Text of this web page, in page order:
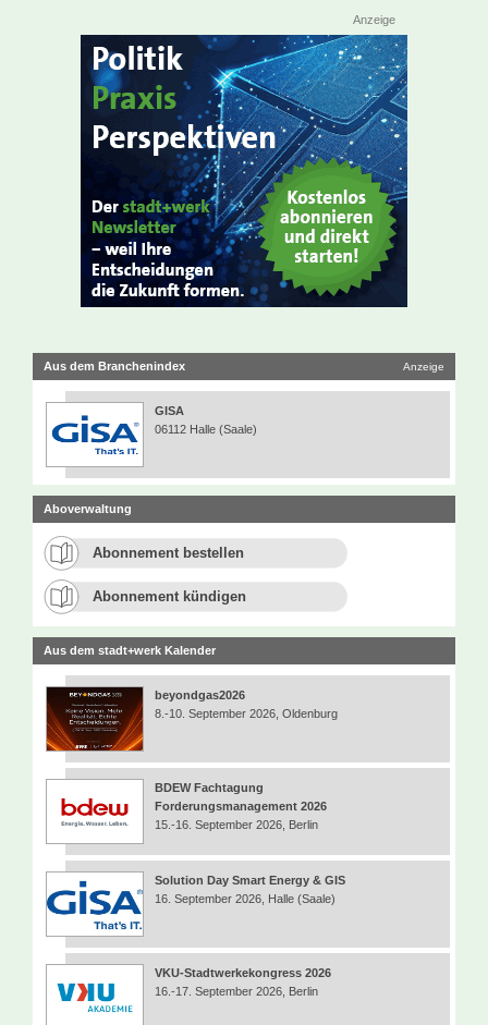
Anzeige
Aus dem Branchenindex Anzeige
GISA
06112 Halle (Saale)
Aboverwaltung
Abonnement bestellen
Abonnement kündigen
Aus dem stadt+werk Kalender
beyondgas2026
8.-10. September 2026, Oldenburg
BDEW Fachtagung
Forderungsmanagement 2026
15.-16. September 2026, Berlin
Solution Day Smart Energy & GIS
16. September 2026, Halle (Saale)
VKU-Stadtwerkekongress 2026
16.-17. September 2026, Berlin